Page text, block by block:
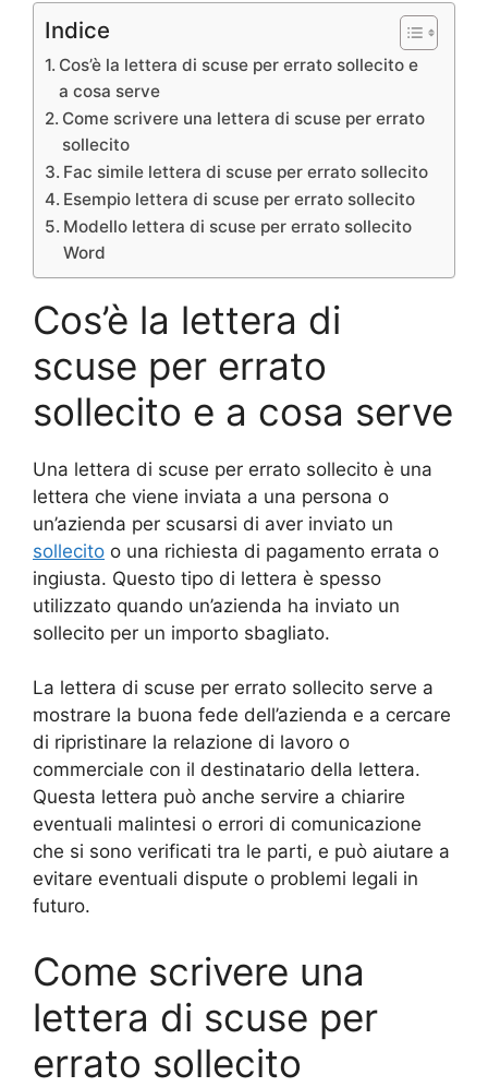
Indice
Cos’è la lettera di scuse per errato sollecito e
a cosa serve
Come scrivere una lettera di scuse per errato
sollecito
Fac simile lettera di scuse per errato sollecito
Esempio lettera di scuse per errato sollecito
Modello lettera di scuse per errato sollecito
Word
Cos’è la lettera di
scuse per errato
sollecito e a cosa serve
Una lettera di scuse per errato sollecito è una
lettera che viene inviata a una persona o
un’azienda per scusarsi di aver inviato un
sollecito o una richiesta di pagamento errata o
ingiusta. Questo tipo di lettera è spesso
utilizzato quando un’azienda ha inviato un
sollecito per un importo sbagliato.
La lettera di scuse per errato sollecito serve a
mostrare la buona fede dell’azienda e a cercare
di ripristinare la relazione di lavoro o
commerciale con il destinatario della lettera.
Questa lettera può anche servire a chiarire
eventuali malintesi o errori di comunicazione
che si sono verificati tra le parti, e può aiutare a
evitare eventuali dispute o problemi legali in
futuro.
Come scrivere una
lettera di scuse per
errato sollecito